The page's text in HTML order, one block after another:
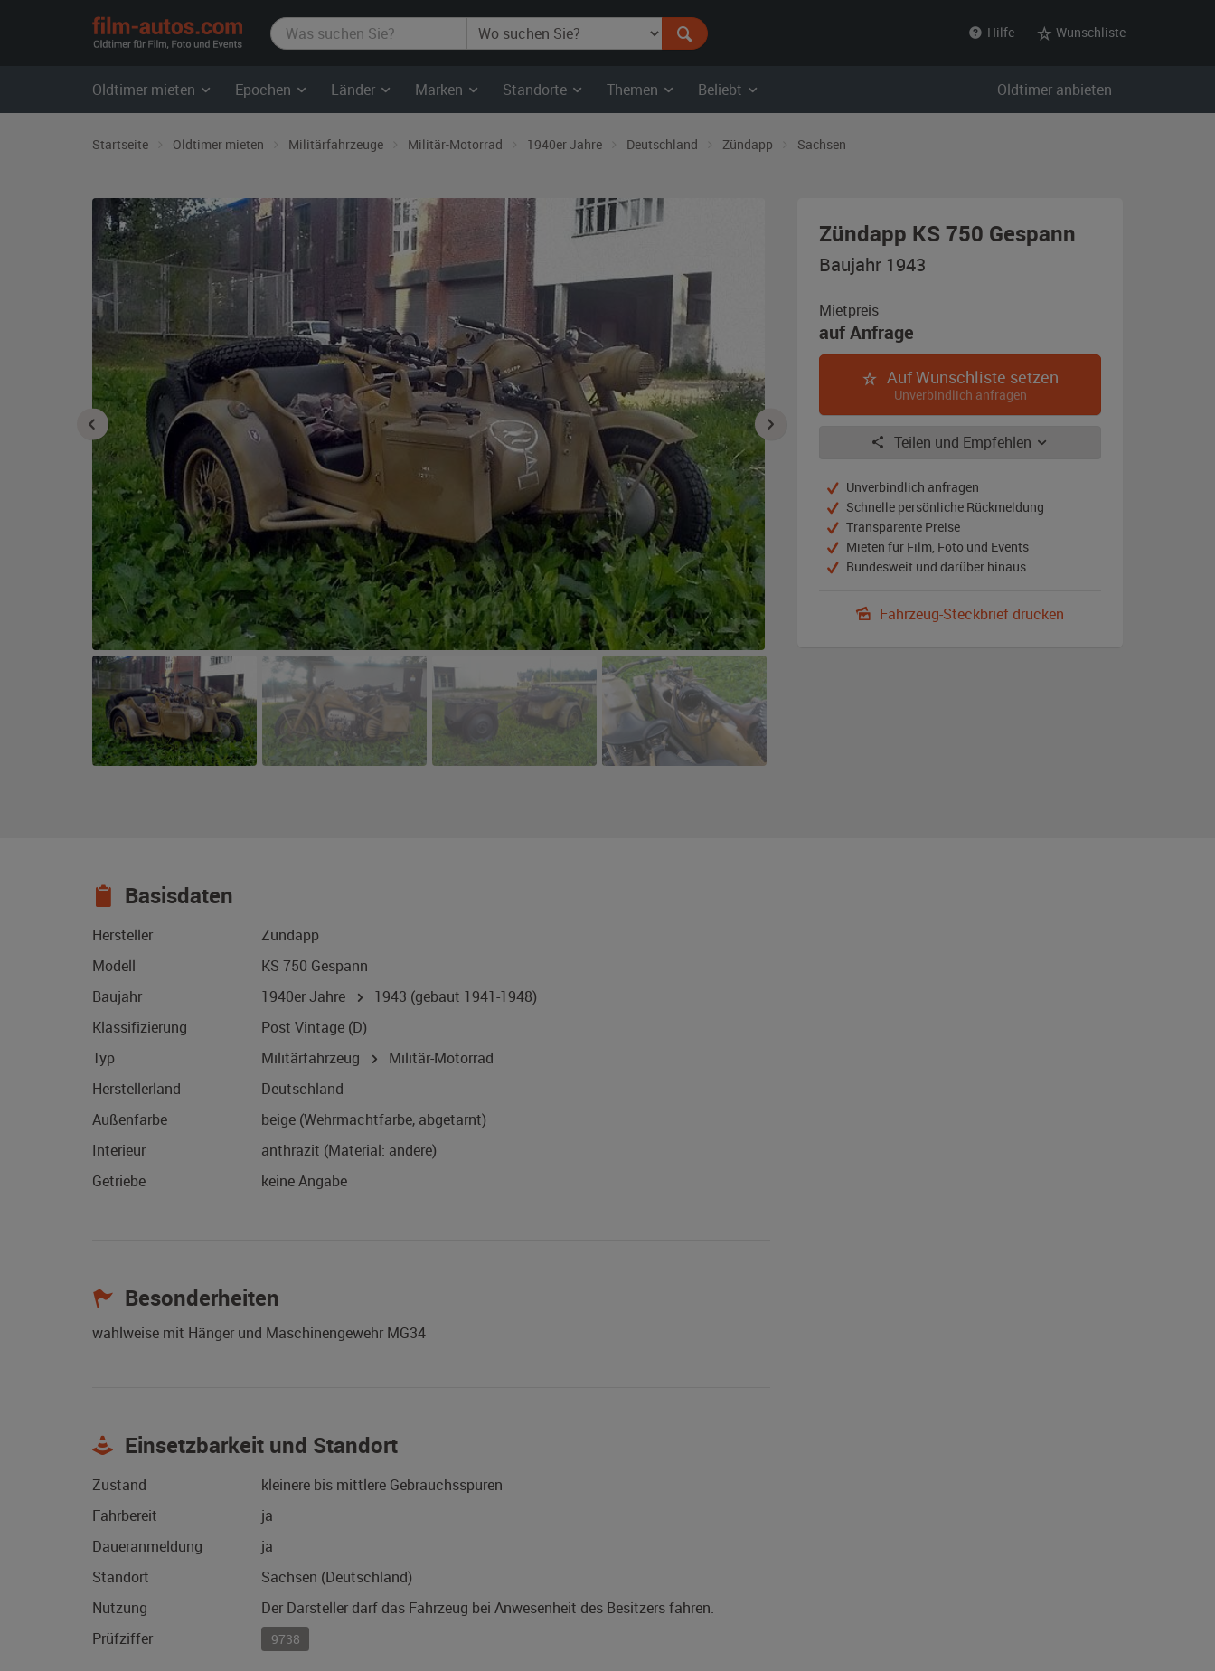
film-
autos.com
Hilfe Wunschliste
Oldtimer mieten Epochen Länder Marken Standorte Themen Beliebt Oldtimer anbieten
Startseite Oldtimer mieten Militärfahrzeuge Militär-Motorrad 1940er Jahre Deutschland Zündapp Sachsen
Zündapp KS 750 Gespann
abgetarnt)
Baujahr 1943
Mietpreis
auf Anfrage
Auf Wunschliste setzen
Unverbindlich anfragen
Teilen und Empfehlen
Unverbindlich anfragen
Schnelle persönliche Rückmeldung
Transparente Preise
Mieten für Film, Foto und Events
Bundesweit und darüber hinaus
Fahrzeug-Steckbrief drucken
Basisdaten
Hersteller
Zündapp
Modell
KS 750 Gespann
Baujahr
1940er Jahre 1943 (gebaut 1941-1948)
Klassifizierung
Post Vintage (D)
Typ
Militärfahrzeug
Militär-Motorrad
Herstellerland
Deutschland
Außenfarbe
beige (Wehrmachtfarbe, abgetarnt)
Interieur
anthrazit (Material: andere)
Getriebe
keine Angabe
Besonderheiten
wahlweise mit Hänger und Maschinengewehr MG34
Einsetzbarkeit und Standort
Zustand
kleinere bis mittlere Gebrauchsspuren
Fahrbereit
ja
Daueranmeldung
ja
Standort
Sachsen (Deutschland)
Nutzung
Der Darsteller darf das Fahrzeug bei Anwesenheit des Besitzers fahren.
Prüfziffer
9738